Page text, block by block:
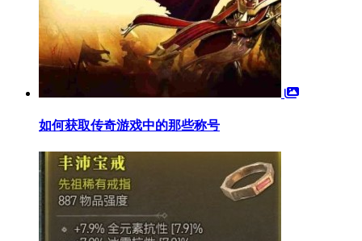
如何获取传奇游戏中的那些称号